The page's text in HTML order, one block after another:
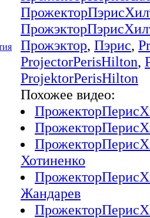
Прожэктор, Пэрис,
ProjectorPerisHilton,
ProjektorPerisHilton
Похожее видео:
Хотиненко
Жандарев